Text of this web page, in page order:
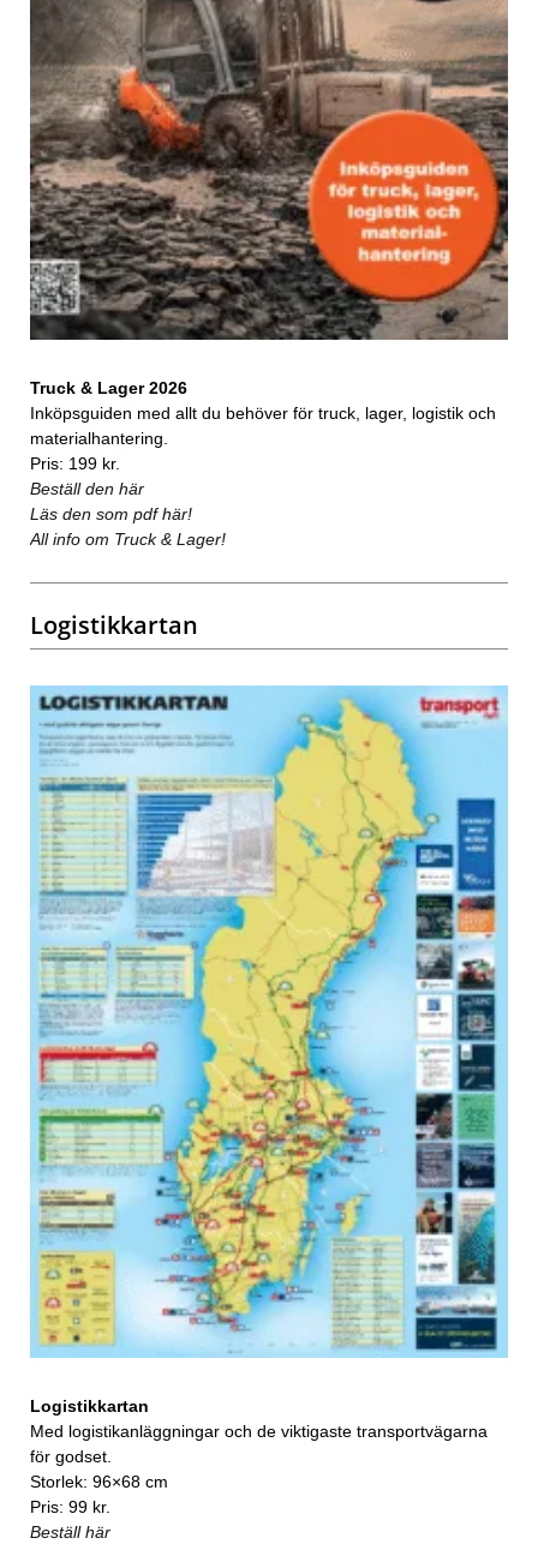
Truck & Lager 2026
Inköpsguiden med allt du behöver för truck, lager, logistik och
materialhantering.
Pris: 199 kr.
Beställ den här
Läs den som pdf här!
All info om Truck & Lager!
Logistikkartan
Logistikkartan
Med logistikanläggningar och de viktigaste transportvägarna
för godset.
Storlek: 96×68 cm
Pris: 99 kr.
Beställ här